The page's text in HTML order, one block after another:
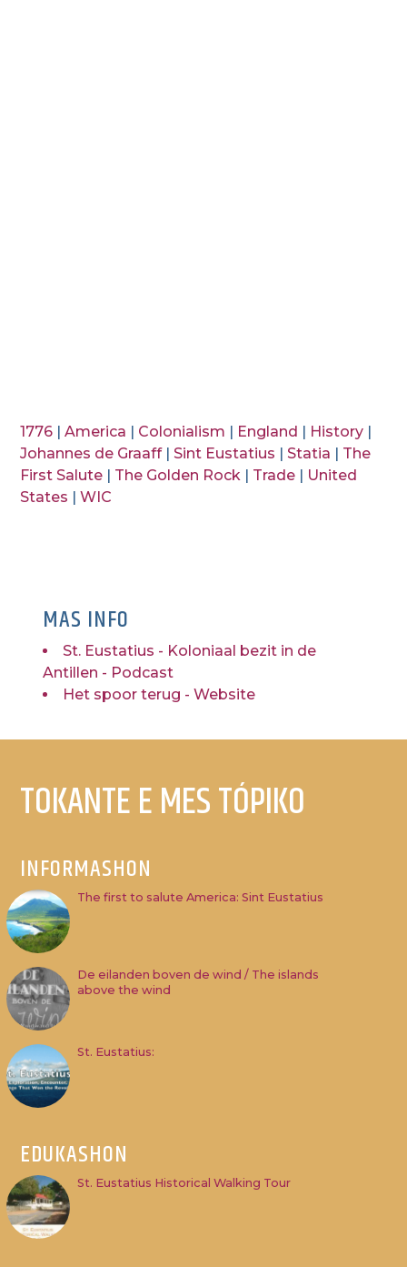
1776 |America | Colonialism | England | History |
Johannes de Graaff| Sint Eustatius | Statia | The
First Salute | The Golden Rock | Trade | United
States |WIC
MAS INFO
St. Eustatius - Koloniaal bezit in de
Antillen - Podcast
Het spoor terug - Website
TOKANTE E MES TÓPIKO
INFORMASHON
The first to salute America: Sint Eustatius
De eilanden boven de wind / The islands
above the wind
St. Eustatius:
EDUKASHON
St. Eustatius Historical Walking Tour